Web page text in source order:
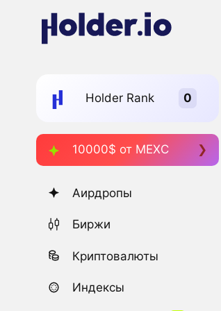
Holder Rank
10000$ от MEXC
Аирдропы
Биржи
Криптовалюты
Индексы